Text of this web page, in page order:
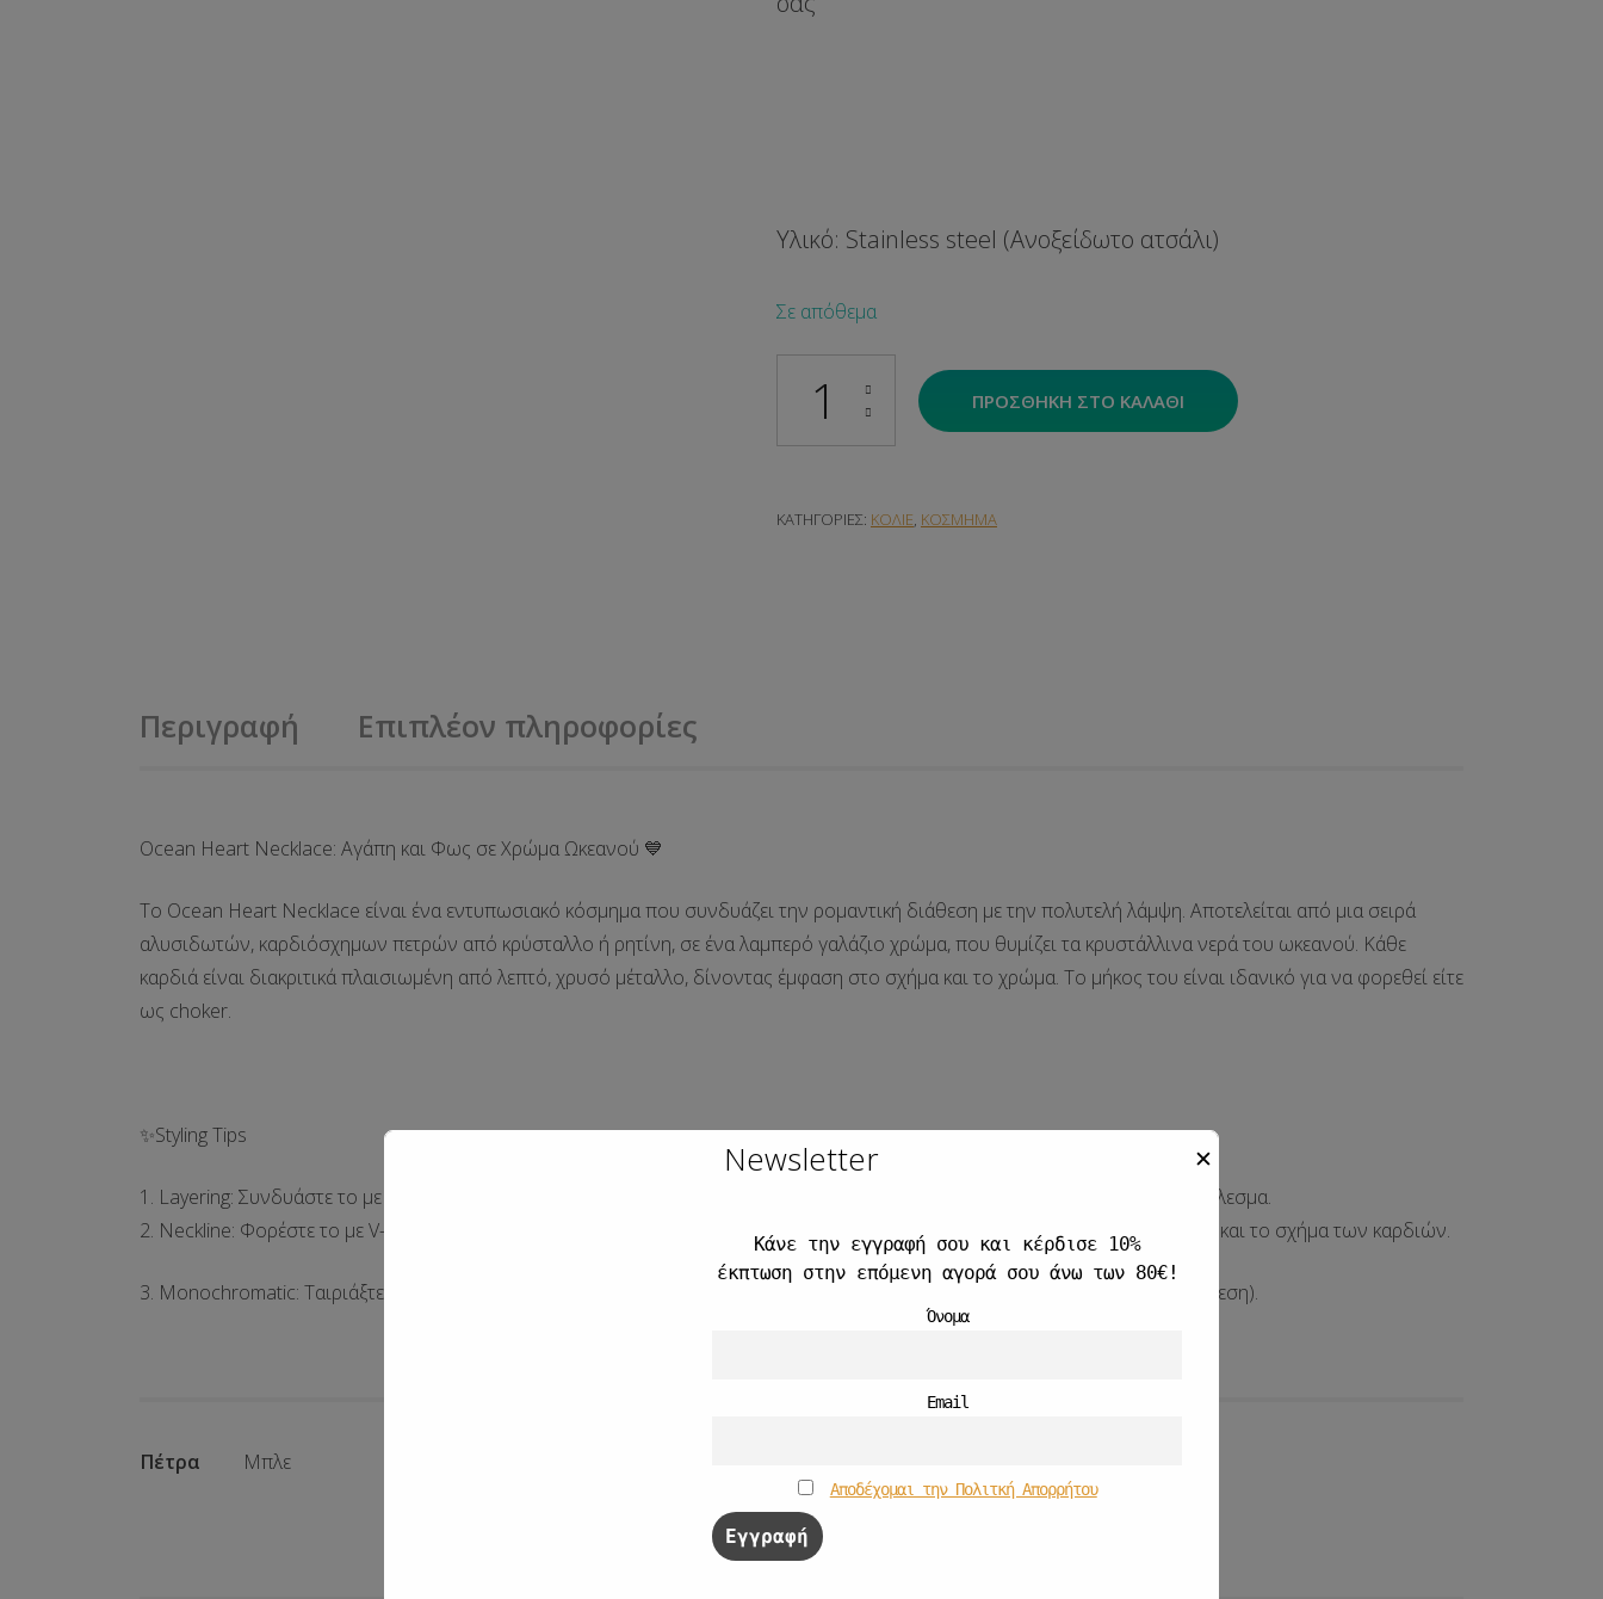
Υλικό: Stainless steel (Ανοξείδωτο ατσάλι)
Σε απόθεμα
Ocean Heart Necklase ποσότητα
ΠΡΟΣΘΉΚΗ ΣΤΟ ΚΑΛΆΘΙ
ΚΑΤΗΓΟΡΊΕΣ: ΚΟΛΙΕ, ΚΟΣΜΗΜΑ
Περιγραφή Επιπλέον πληροφορίες
Ocean Heart Necklace: Αγάπη και Φως σε Χρώμα Ωκεανού 💙
Το Ocean Heart Necklace είναι ένα εντυπωσιακό κόσμημα που συνδυάζει την ρομαντική διάθεση με την πολυτελή λάμψη. Αποτελείται από μια σειρά
αλυσιδωτών, καρδιόσχημων πετρών από κρύσταλλο ή ρητίνη, σε ένα λαμπερό γαλάζιο χρώμα, που θυμίζει τα κρυστάλλινα νερά του ωκεανού. Κάθε
καρδιά είναι διακριτικά πλαισιωμένη από λεπτό, χρυσό μέταλλο, δίνοντας έμφαση στο σχήμα και το χρώμα. Το μήκος του είναι ιδανικό για να φορεθεί είτε
ως choker.
✨Styling Tips
1. Layering: Συνδυάστε το με
σε διαφορετικά μήκη για να δημιουργήσετε ένα πλούσιο, stacked αποτέλεσμα.
2. Neckline: Φορέστε το με V-neck, ανοιχτή λαιμόκοψη (scoop neck) ή off-shoulder τοπ 👚 για να αναδειχθεί πλήρως το χρώμα και το σχήμα των καρδιών.
3. Monochromatic: Ταιριάξτε το μπλε των πετρών με ρούχα σε τζιν, λευκό, ή ακόμα και έντονο κόκκινο (για εντυπωσιακή αντίθεση).
Πέτρα Μπλε
Newsletter ✕
Κάνε την εγγραφή σου και κέρδισε 10%
έκπτωση στην επόμενη αγορά σου άνω των 80€!
Όνομα
Email
Αποδέχομαι την Πολιτκή Απορρήτου